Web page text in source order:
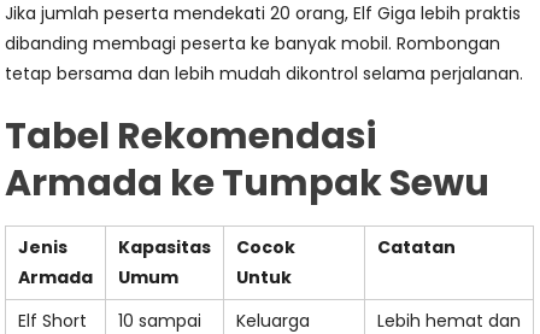
Jika jumlah peserta mendekati 20 orang, Elf Giga lebih praktis
dibanding membagi peserta ke banyak mobil. Rombongan
tetap bersama dan lebih mudah dikontrol selama perjalanan.
Tabel Rekomendasi
Armada ke Tumpak Sewu
Jenis
Armada
Kapasitas
Umum
Cocok
Untuk
Catatan
Elf Short
10 sampai
Keluarga
Lebih hemat dan